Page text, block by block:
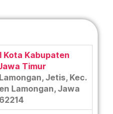
Kota Kabupaten
Timur
Jetis, Kec.
Lamongan, Jawa